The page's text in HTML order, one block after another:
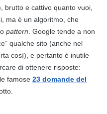
brutto e cattivo quanto vuoi,
ma è un algoritmo, che
pattern Google tende a non
qualche sito (anche nel
così), e pertanto è inutile
di ottenere risposte:
le famose 23 domande del